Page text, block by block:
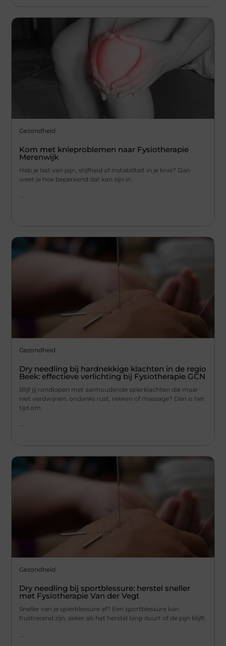
Gezondheid
Kom met knieproblemen naar Fysiotherapie
Merenwijk
Heb je last van pijn, stijfheid of instabiliteit in je knie? Dan
weet je hoe beperkend dat kan zijn in
...
Gezondheid
Dry needling bij hardnekkige klachten in de regio
Beek: effectieve verlichting bij Fysiotherapie GCN
Blijf jij rondlopen met aanhoudende spierklachten die maar
niet verdwijnen, ondanks rust, rekken of massage? Dan is het
tijd om
...
Gezondheid
Dry needling bij sportblessure: herstel sneller
met Fysiotherapie Van der Vegt
Sneller van je spierblessure af? Een sportblessure kan
frustrerend zijn, zeker als het herstel lang duurt of de pijn blijft